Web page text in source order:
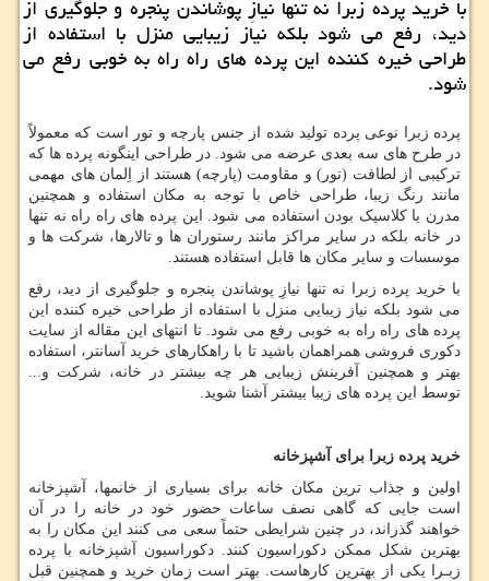
با خرید پرده زبرا نه تنها نیازِ پوشاندن پنجره و جلوگیری از
دید، رفع می شود بلكه نیاز زیبایی منزل با استفاده از
طراحی خیره كننده این پرده های راه راه به خوبی رفع می
شود.
پرده زبرا نوعی پرده تولید شده از جنس پارچه و تور است که معمولاً
در طرح های سه بعدی عرضه می شود. در طراحی اینگونه پرده ها که
ترکیبی از لطافت (تور) و مقاومت (پارچه) هستند از اِلمان های مهمی
مانند رنگ زیبا، طراحی خاص با توجه به مکان استفاده و همچنین
مدرن یا کلاسیک بودن استفاده می شود. این پرده های راه راه نه تنها
در خانه بلکه در سایر مراکز مانند رستوران ها و تالارها، شرکت ها و
موسسات و سایر مکان ها قابل استفاده هستند.
با خرید پرده زبرا نه تنها نیازِ پوشاندن پنجره و جلوگیری از دید، رفع
می شود بلکه نیاز زیبایی منزل با استفاده از طراحی خیره کننده این
پرده های راه راه به خوبی رفع می شود. تا انتهای این مقاله از سایت
دکوری فروشی همراهمان باشید تا با راهکارهای خرید آسانتر، استفاده
بهتر و همچنین آفرینش زیبایی هر چه بیشتر در خانه، شرکت و...
توسط این پرده های زیبا بیشتر آشنا شوید.
خرید پرده زبرا برای آشپزخانه
اولین و جذاب ترین مکان خانه برای بسیاری از خانمها، آشپزخانه
است جایی که گاهی نصف ساعات حضور خود در خانه را در آن
خواهند گذراند، در چنین شرایطی حتماً سعی می کنند این مکان را به
بهترین شکل ممکن دکوراسیون کنند. دکوراسیون آشپزخانه با پرده
زبـرا یکی از بهترین کارهاست. بهتر است زمان خرید و همچنین قبل